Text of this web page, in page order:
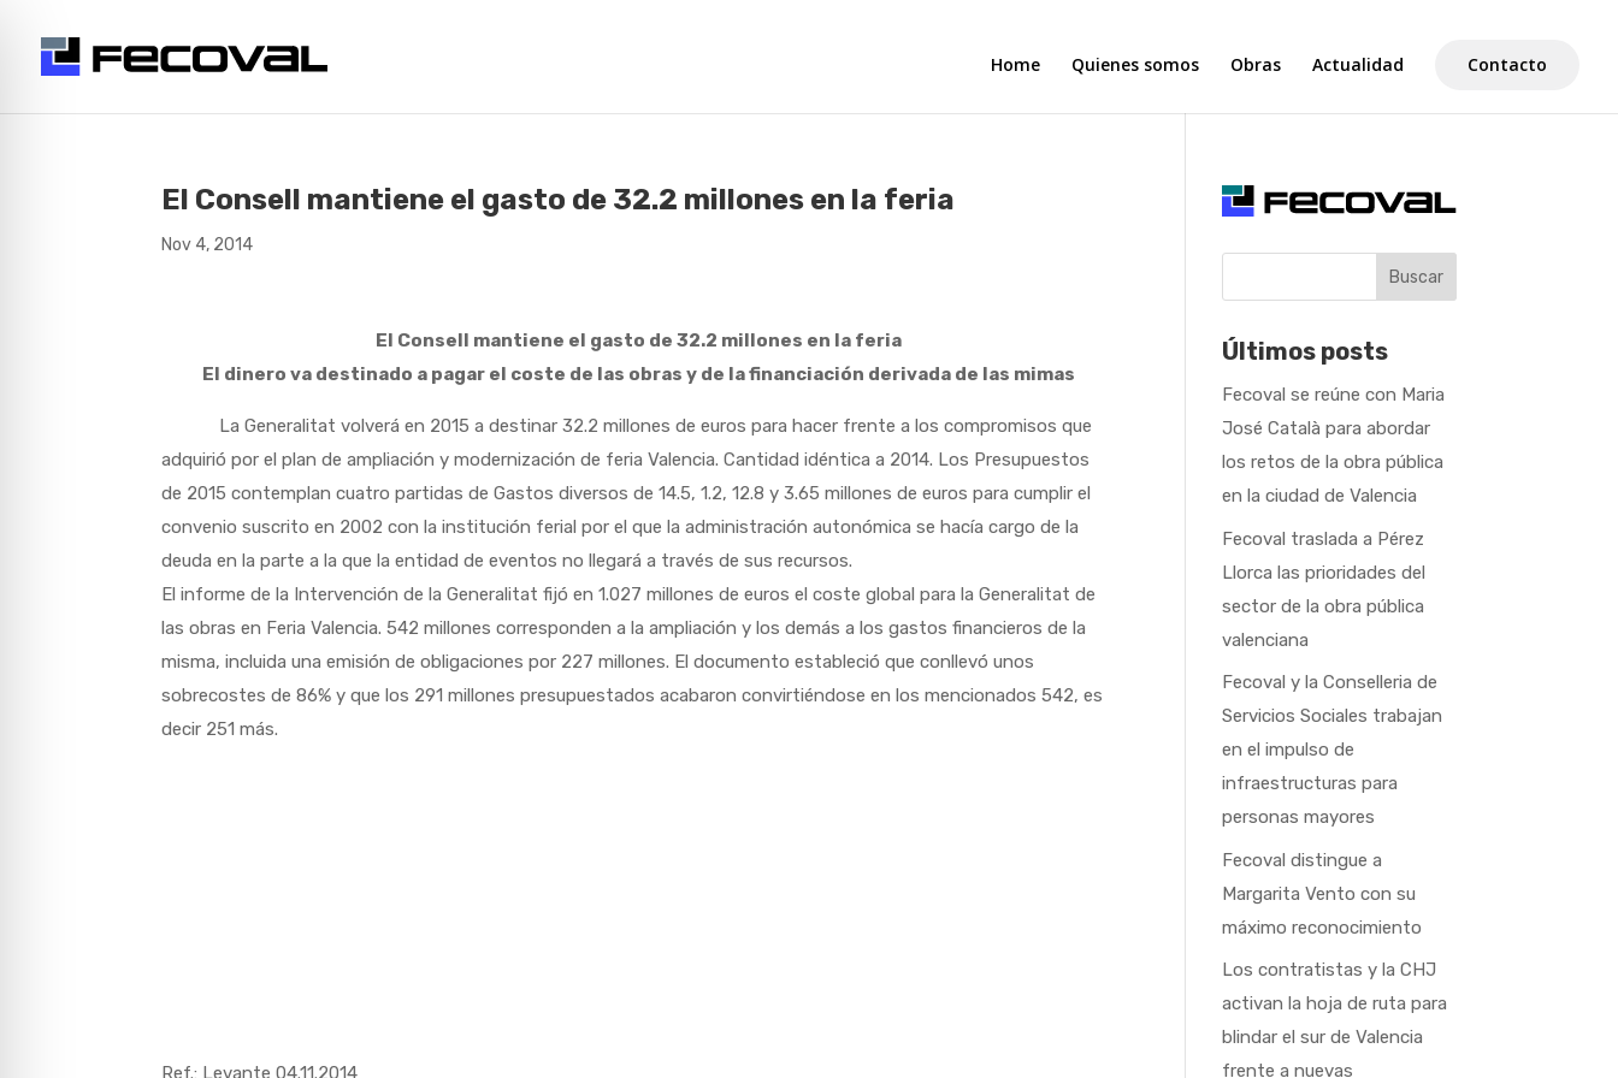
Home Quienes somos Obras Actualidad Contacto
El Consell mantiene el gasto de 32.2 millones en la feria
Nov 4, 2014
El Consell mantiene el gasto de 32.2 millones en la feria
El dinero va destinado a pagar el coste de las obras y de la financiación derivada de las mimas
La Generalitat volverá en 2015 a destinar 32.2 millones de euros para hacer frente a los compromisos que
adquirió por el plan de ampliación y modernización de feria Valencia. Cantidad idéntica a 2014. Los Presupuestos
de 2015 contemplan cuatro partidas de Gastos diversos de 14.5, 1.2, 12.8 y 3.65 millones de euros para cumplir el
convenio suscrito en 2002 con la institución ferial por el que la administración autonómica se hacía cargo de la
deuda en la parte a la que la entidad de eventos no llegará a través de sus recursos.
El informe de la Intervención de la Generalitat fijó en 1.027 millones de euros el coste global para la Generalitat de
las obras en Feria Valencia. 542 millones corresponden a la ampliación y los demás a los gastos financieros de la
misma, incluida una emisión de obligaciones por 227 millones. El documento estableció que conllevó unos
sobrecostes de 86% y que los 291 millones presupuestados acabaron convirtiéndose en los mencionados 542, es
decir 251 más.
Ref.: Levante 04.11.2014
Buscar
Últimos posts
Fecoval se reúne con Maria
José Català para abordar
los retos de la obra pública
en la ciudad de Valencia
Fecoval traslada a Pérez
Llorca las prioridades del
sector de la obra pública
valenciana
Fecoval y la Conselleria de
Servicios Sociales trabajan
en el impulso de
infraestructuras para
personas mayores
Fecoval distingue a
Margarita Vento con su
máximo reconocimiento
Los contratistas y la CHJ
activan la hoja de ruta para
blindar el sur de Valencia
frente a nuevas